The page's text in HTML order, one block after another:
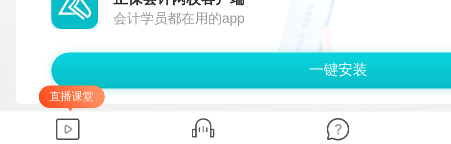
会计学员都在用的app
一键安装
直播课堂